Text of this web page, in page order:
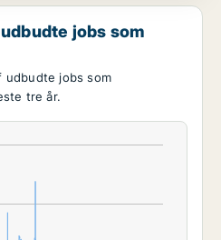
jobs som
udbudte jobs som
tre år.